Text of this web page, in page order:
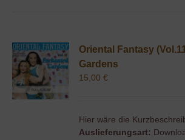
Oriental Fantasy
Gardens
15,00€
Hier wäre die
Auslieferungsart: